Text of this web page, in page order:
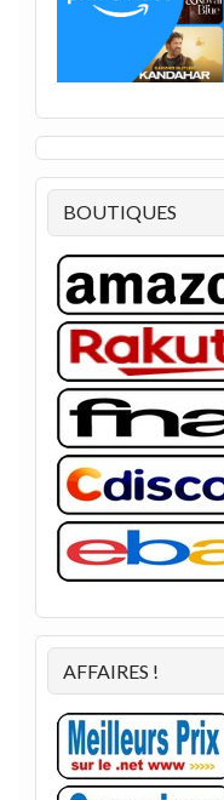
BOUTIQUES
AFFAIRES !